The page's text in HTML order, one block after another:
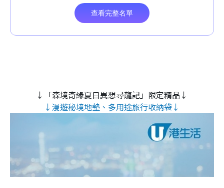
↓「森境奇緣夏日異想尋龍記」限定精品↓
↓漫遊秘境地墊、多用途旅行收納袋↓